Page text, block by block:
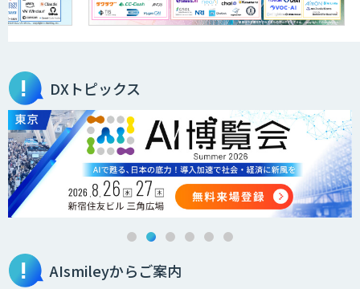
DXトピックス
AIsmileyからご案内